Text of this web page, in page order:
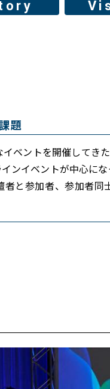
題
ベントを開催してき
ンイベントが中心に
者と参加者、参加者同